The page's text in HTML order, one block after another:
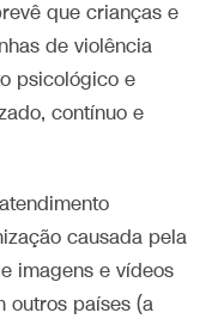
que crianças e
de violência
psicológico e
contínuo e
causada pela
imagens e vídeos
outros países (a